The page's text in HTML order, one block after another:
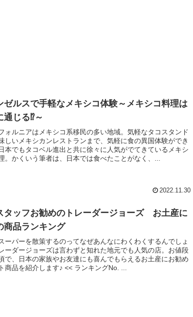
ゼルスで手軽なメキシコ体験～メキシコ料理は
通じる⁉～
ォルニアはメキシコ系移民の多い地域。気軽なタコスタンド
しいメキシカンレストランまで、気軽に食の異国体験ができ
本でもタコベル進出と共に徐々に人気がでてきているメキシ
。かくいう筆者は、日本では食べたことがなく、...
2022.11.30
タッフお勧めのトレーダージョーズ お土産に
商品ランキング
ーパーを散策するのってなぜあんなにわくわくするんでしょ
ーダージョーズは言わずと知れた地元でも人気の店。お値段
で、日本の家族やお友達にも喜んでもらえるお土産にお勧め
商品を紹介します♪ << ランキングNo. ...